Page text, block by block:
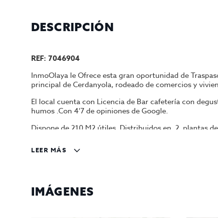
DESCRIPCIÓN
REF: 7046904
InmoOlaya le Ofrece esta gran oportunidad de
principal de Cerdanyola, rodeado de comercios y
El local cuenta con Licencia de Bar cafetería con
humos .Con 4'7 de opiniones de Google.
Dispone de 210 M2 útiles, Distribuidos en 2 plantas
La planta inferior o sótano de 105 m2 es para
congelador pequeño,1 mueble cafetero de acero
LEER MÁS
IMÁGENES